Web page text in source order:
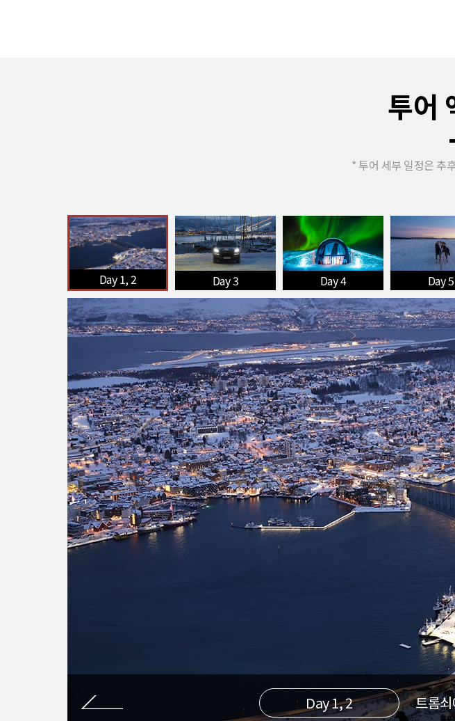
투어
* 투어 세부 일정은 추
Day 1, 2 Day 3 Day 4 Day 5
Day 1, 2 트롬